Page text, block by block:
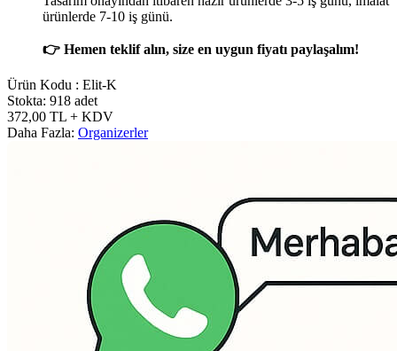
ürünlerde 7-10 iş günü.
👉 Hemen teklif alın, size en uygun fiyatı paylaşalım!
Ürün Kodu : Elit-K
Stokta: 918 adet
372,00 TL + KDV
Daha Fazla: Organizerler